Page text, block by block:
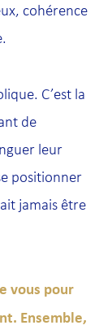
cohérence
C’est la
de
leur
positionner
jamais être
vous pour
Ensemble,